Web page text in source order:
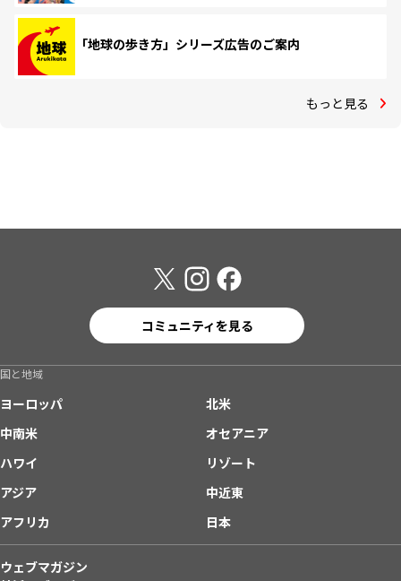
「地球の歩き方」シリーズ広告のご案内
もっと見る
コミュニティを見る
国と地域
ヨーロッパ
北米
中南米
オセアニア
ハワイ
リゾート
アジア
中近東
アフリカ
日本
ウェブマガジン